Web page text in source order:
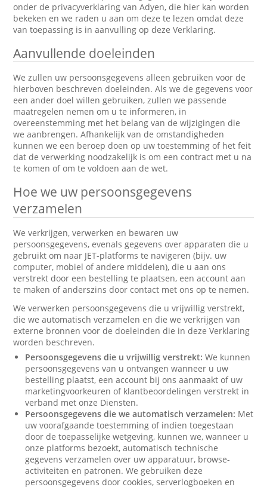
onder de privacyverklaring van Adyen, die hier kan worden
bekeken en we raden u aan om deze te lezen omdat deze
van toepassing is in aanvulling op deze Verklaring.
Aanvullende doeleinden
We zullen uw persoonsgegevens alleen gebruiken voor de
hierboven beschreven doeleinden. Als we de gegevens voor
een ander doel willen gebruiken, zullen we passende
maatregelen nemen om u te informeren, in
overeenstemming met het belang van de wijzigingen die
we aanbrengen. Afhankelijk van de omstandigheden
kunnen we een beroep doen op uw toestemming of het feit
dat de verwerking noodzakelijk is om een contract met u na
te komen of om te voldoen aan de wet.
Hoe we uw persoonsgegevens
verzamelen
We verkrijgen, verwerken en bewaren uw
persoonsgegevens, evenals gegevens over apparaten die u
gebruikt om naar JET-platforms te navigeren (bijv. uw
computer, mobiel of andere middelen), die u aan ons
verstrekt door een bestelling te plaatsen, een account aan
te maken of anderszins door contact met ons op te nemen.
We verwerken persoonsgegevens die u vrijwillig verstrekt,
die we automatisch verzamelen en die we verkrijgen van
externe bronnen voor de doeleinden die in deze Verklaring
worden beschreven.
Persoonsgegevens die u vrijwillig verstrekt: We kunnen
persoonsgegevens van u ontvangen wanneer u uw
bestelling plaatst, een account bij ons aanmaakt of uw
marketingvoorkeuren of klantbeoordelingen verstrekt in
verband met onze Diensten.
Persoonsgegevens die we automatisch verzamelen: Met
uw voorafgaande toestemming of indien toegestaan
door de toepasselijke wetgeving, kunnen we, wanneer u
onze platforms bezoekt, automatisch technische
gegevens verzamelen over uw apparatuur, browse-
activiteiten en patronen. We gebruiken deze
persoonsgegevens door cookies, serverlogboeken en